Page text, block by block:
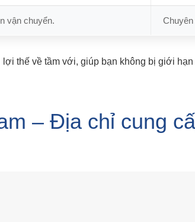
vận chuyển.
thế về tầm với, giúp bạn không bị giới
– Địa chỉ cung